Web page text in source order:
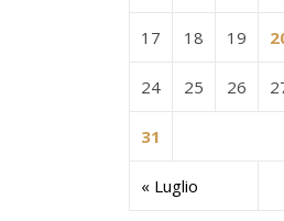
« Luglio
17 18 19
24 25 26
31